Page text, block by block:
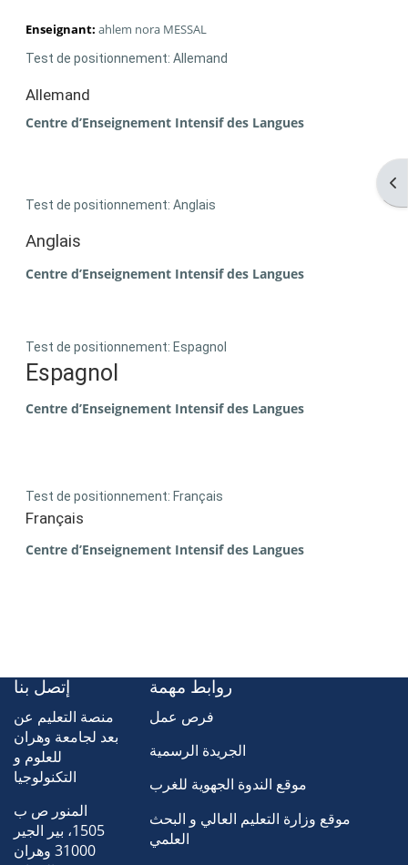
Enseignant: ahlem nora MESSAL
Test de positionnement: Allemand
Allemand
Centre d’Enseignement Intensif des Langues
Test de positionnement: Anglais
Anglais
Centre d’Enseignement Intensif des Langues
Test de positionnement: Espagnol
Espagnol
Centre d’Enseignement Intensif des Langues
Test de positionnement: Français
Français
Centre d’Enseignement Intensif des Langues
إتصل بنا
منصة التعليم عن
بعد لجامعة وهران
للعلوم و
التكنولوجيا
المنور ص ب
1505، بير الجير
31000 وهران
روابط مهمة
فرص عمل
الجريدة الرسمية
موقع الندوة الجهوية للغرب
موقع وزارة التعليم العالي و البحث
العلمي